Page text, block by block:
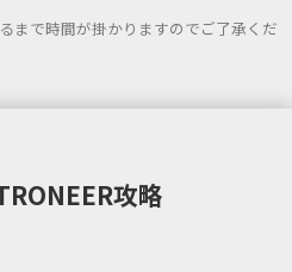
攻略
まで時間が掛かりますのでご了承くだ